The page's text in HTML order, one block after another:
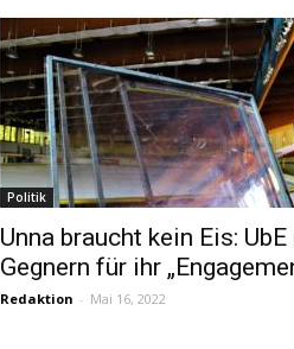
Politik
Unna braucht kein Eis:
Gegnern für ihr
Redaktion - Mai 16, 2022